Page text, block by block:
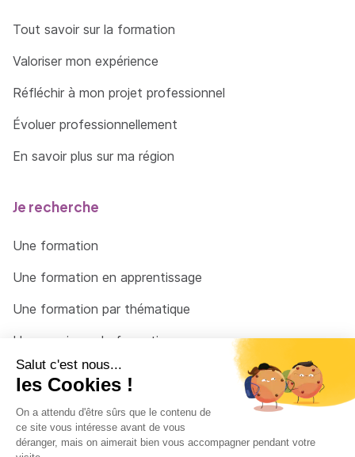
Tout savoir sur la formation
Valoriser mon expérience
Réfléchir à mon projet professionnel
Évoluer professionnellement
En savoir plus sur ma région
Je recherche
Une formation
Une formation en apprentissage
Une formation par thématique
Un organisme de formation
Un conseiller